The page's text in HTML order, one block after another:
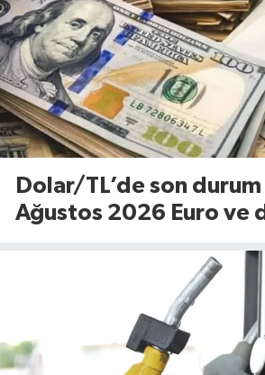
Dolar/TL’de son durum
Ağustos 2026 Euro ve